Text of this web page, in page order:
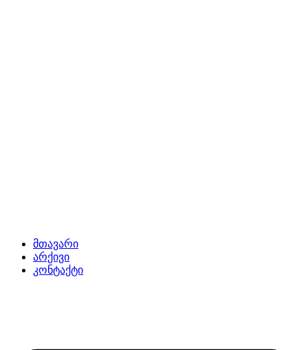
მთავარი
არქივი
კონტაქტი